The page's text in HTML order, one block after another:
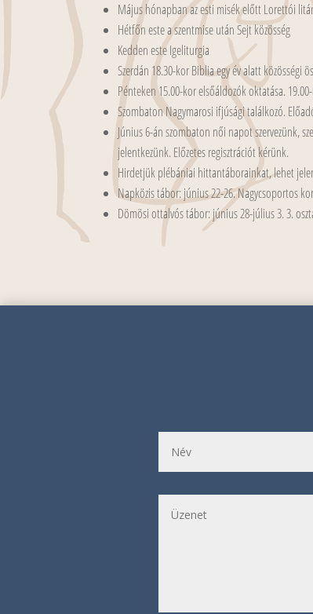
Május hónapban az esti misék előtt Lorettói
Hétfőn este a szentmise után Sejt közösség
Kedden este Igeliturgia
Szerdán 18.30-kor Biblia egy év alatt közösségi
Pénteken 15.00-kor elsőáldozók oktatása.
Szombaton Nagymarosi ifjúsági találkozó.
Június 6-án szombaton női napot szervezünk,
jelentkezünk. Előzetes regisztrációt kérünk.
Hirdetjük plébániai hittantáborainkat, lehet
Napközis tábor: június 22-26. Nagycsoportos
Dömösi ottalvós tábor: június 28-július 3. 3.